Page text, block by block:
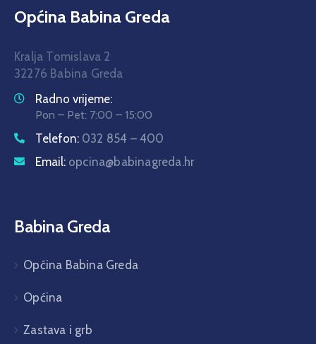
Općina Babina Greda
Kralja Tomislava 2
32276 Babina Greda
Radno vrijeme:
Pon – Pet: 7:00 – 15:00
Telefon: 032 854 – 400
Email: opcina@babinagreda.hr
Babina Greda
Općina Babina Greda
Općina
Zastava i grb